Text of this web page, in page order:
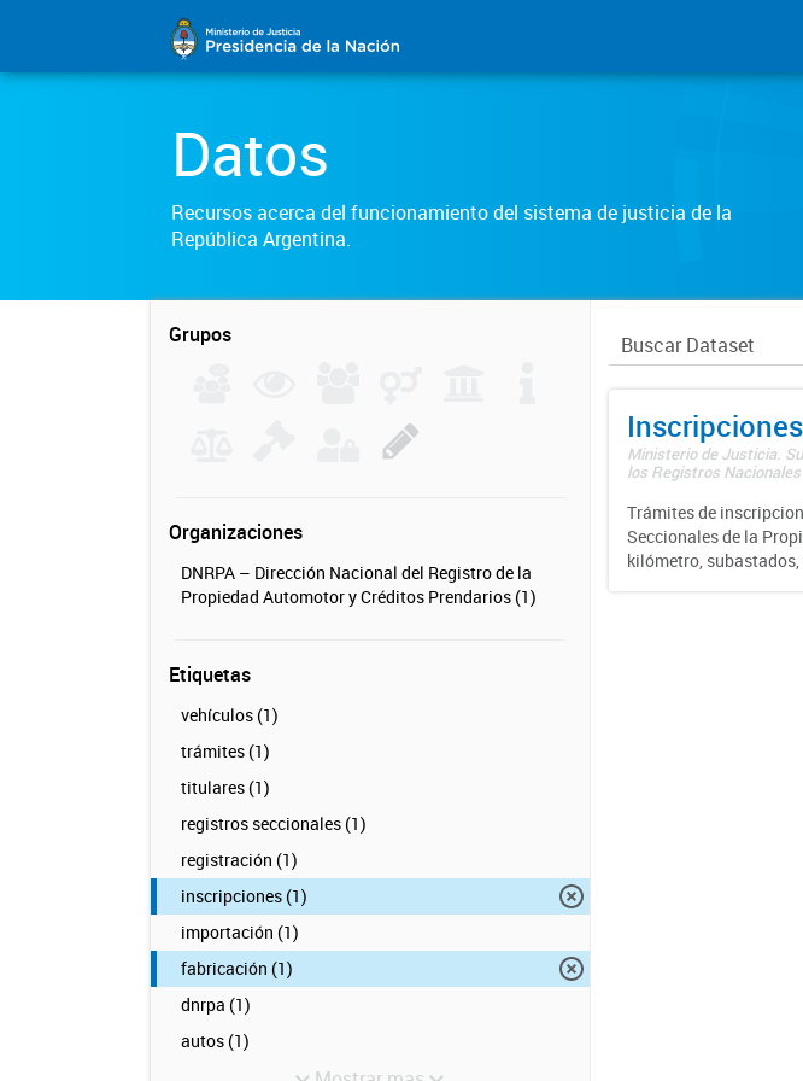
Datos
Recursos acerca del funcionamiento del sistema de justicia de la
República Argentina.
Grupos
Organizaciones
DNRPA – Dirección Nacional del Registro de la
Propiedad Automotor y Créditos Prendarios (1)
Etiquetas
vehículos (1)
trámites (1)
titulares (1)
registros seccionales (1)
registración (1)
inscripciones (1)
importación (1)
fabricación (1)
dnrpa (1)
autos (1)
Ministerio de Justicia.
los Registros
Trámites de
Seccionales de la
kilómetro,